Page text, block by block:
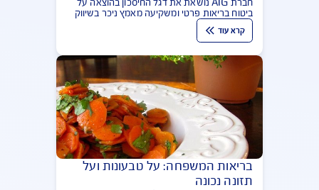
ביטוח בריאות פרטי: AIG מציגה –
שיווק באמצעות חיסכון
חברת AIG נושאת את דגל החיסכון בהוצאה על
ביטוח בריאות פרטי ומשקיעה מאמץ ניכר בשיווק
ובהסברה. ארנה קרני, מנהלת תחום ביטוחי חיים
ובריאות ב-AIG, מסבירה הכל ביו-טיוב
קרא עוד